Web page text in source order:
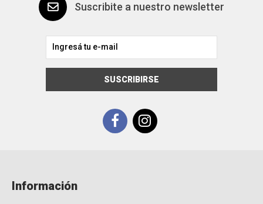
Suscribite a nuestro newsletter
SUSCRIBIRSE
Información